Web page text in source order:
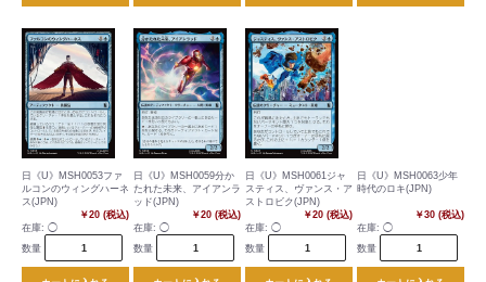
日《U》MSH0053ファ
ルコンのウィングハーネ
ス(JPN)
￥20 (税込)
在庫: ◯
数量
日《U》MSH0059分か
たれた未来、アイアンラ
ッド(JPN)
￥20 (税込)
在庫: ◯
数量
日《U》MSH0061ジャ
スティス、ヴァンス・ア
ストロビク(JPN)
￥20 (税込)
在庫: ◯
数量
日《U》MSH0063少年
時代のロキ(JPN)
￥30 (税込)
在庫: ◯
数量